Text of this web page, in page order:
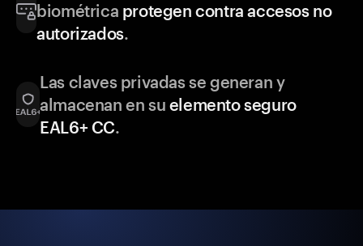
biométrica protegen contra accesos no
autorizados.
Las claves privadas se generan y
almacenan en su elemento seguro
EAL6+ CC.